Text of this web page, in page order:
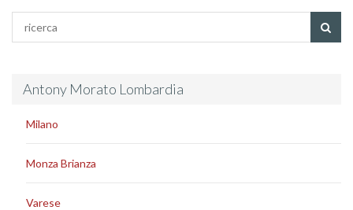
Antony Morato Lombardia
Milano
Monza Brianza
Varese